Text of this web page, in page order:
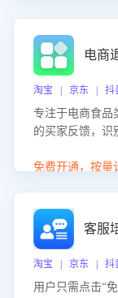
电商
淘宝 | 京东 | 抖
专注于电商食品
的买家反馈，识
商家降低退款率
免费开通，按量
客服
淘宝 | 京东 | 抖
用户只需点击“